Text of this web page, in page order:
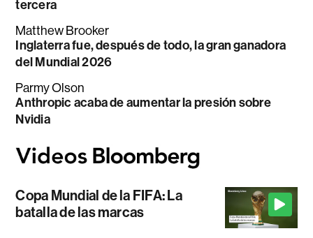
tercera
Matthew Brooker
Inglaterra fue, después de todo, la gran ganadora
del Mundial 2026
Parmy Olson
Anthropic acaba de aumentar la presión sobre
Nvidia
Copa Mundial de la FIFA: La
batalla de las marcas